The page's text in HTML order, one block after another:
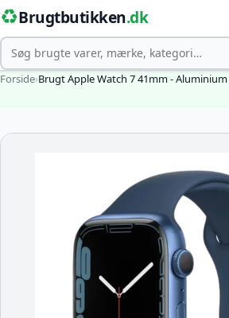
♻️Brugtbutikken.dk
Søg
Forside›Brugt Apple Watch 7 41mm - Aluminium